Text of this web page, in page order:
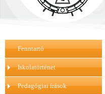
Fenntartó
Iskolatörténet
Pedagógiai írások